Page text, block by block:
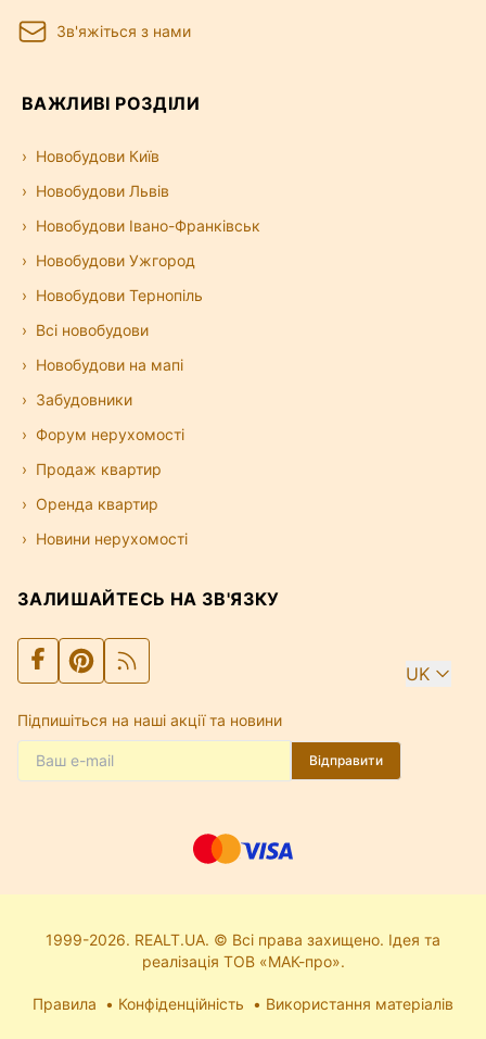
Зв'яжіться з нами
ВАЖЛИВІ РОЗДІЛИ
Новобудови Київ
Новобудови Львів
Новобудови Івано-Франківськ
Новобудови Ужгород
Новобудови Тернопіль
Всі новобудови
Новобудови на мапі
Забудовники
Форум нерухомості
Продаж квартир
Оренда квартир
Новини нерухомості
ЗАЛИШАЙТЕСЬ НА ЗВ'ЯЗКУ
UK
Підпишіться на наші акції та новини
Відправити
1999-2026. REALT.UA. © Всі права захищено. Ідея та
реалізація ТОВ «МАК-про».
Правила Конфіденційність Використання матеріалів